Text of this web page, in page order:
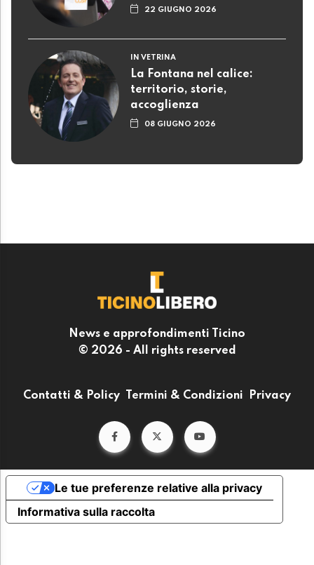
22 GIUGNO 2026
IN VETRINA
La Fontana nel calice:
territorio, storie,
accoglienza
08 GIUGNO 2026
News e approfondimenti Ticino
© 2026 - All rights reserved
Contatti & Policy Termini & Condizioni Privacy
Informativa sulla raccolta
Le tue preferenze relative alla privacy